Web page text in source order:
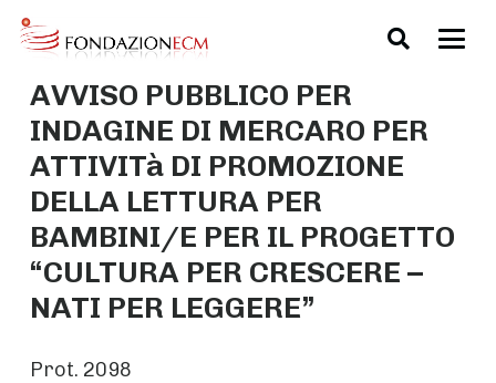
AVVISO PUBBLICO PER
INDAGINE DI MERCARO PER
ATTIVITà DI PROMOZIONE
DELLA LETTURA PER
BAMBINI/E PER IL PROGETTO
“CULTURA PER CRESCERE –
NATI PER LEGGERE”
Prot. 2098